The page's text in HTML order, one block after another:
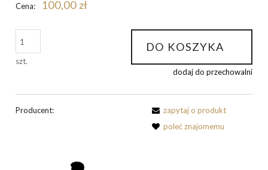
Cena: 100,00 zł
szt.
DO KOSZYKA
dodaj do przechowalni
Producent:
zapytaj o produkt
poleć znajomemu